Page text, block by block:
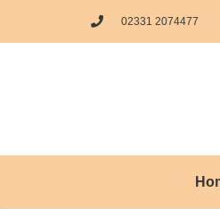
02331 2074477